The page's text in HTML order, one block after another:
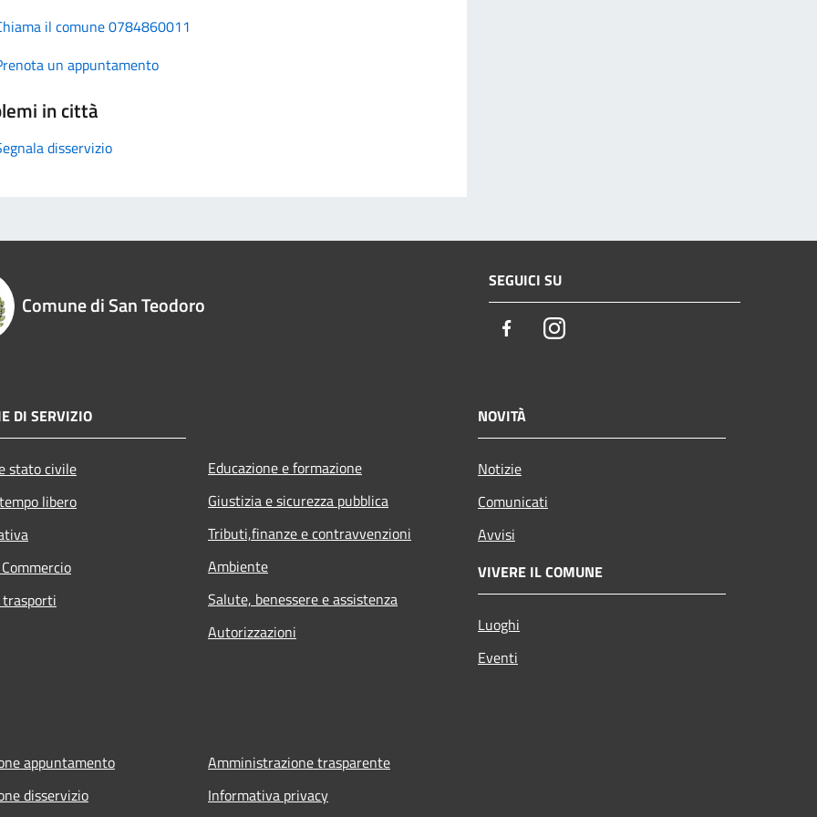
il comune 0784860011
un appuntamento
in città
disservizio
Comune di San Teodoro
SEGUICI SU
FacebookInstagram
DI SERVIZIO
stato civile
libero
Educazione e formazione
Giustizia e sicurezza pubblica
Tributi,finanze e contravvenzioni
Ambiente
Salute, benessere e assistenza
Autorizzazioni
NOVITÀ
Notizie
Comunicati
Avvisi
VIVERE IL COMUNE
Luoghi
Eventi
appuntamento
disservizio
Amministrazione trasparente
Informativa privacy